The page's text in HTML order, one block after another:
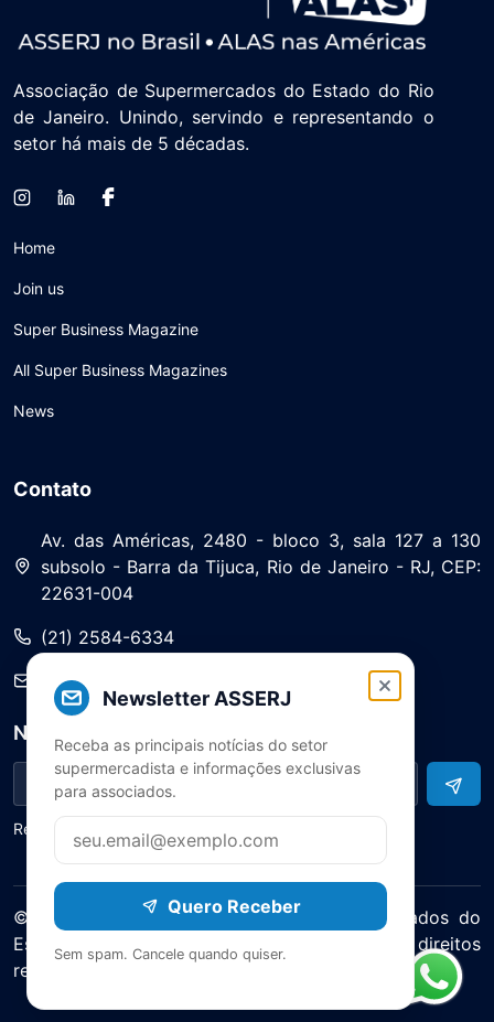
Newsletter ASSERJ
Receba as principais notícias do setor
supermercadista e informações exclusivas
para associados.
Quero Receber
Sem spam. Cancele quando quiser.
Associação de Supermercados do Estado do Rio
de Janeiro. Unindo, servindo e representando o
setor há mais de 5 décadas.
Home
Join us
Super Business Magazine
All Super Business Magazines
News
Contato
Av. das Américas, 2480 - bloco 3, sala 127 a 130
subsolo - Barra da Tijuca, Rio de Janeiro - RJ, CEP:
22631-004
(21) 2584-6334
saa@asserj.com.br
Newsletter
Receba notícias e atualizações do setor
© 2025 ASERJ – Associação de Supermercados do
Estado do Rio de Janeiro. Todos os direitos
reservados.